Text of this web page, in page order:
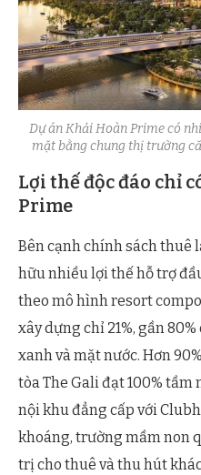
Dự án Khải Hoàn Prime có
mặt bằng chung thị trường
Lợi thế độc đáo chỉ
Prime
Bên cạnh chính sách thuê
hữu nhiều lợi thế hỗ trợ
theo mô hình resort
xây dựng chỉ 21%, gần
xanh và mặt nước. Hơn 90%
tòa The Gali đạt 100%
nội khu đẳng cấp với
khoáng, trường mầm non
trị cho thuê và thu hút